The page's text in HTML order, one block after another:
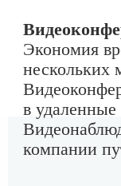
Экономия
нескольких
в
компании